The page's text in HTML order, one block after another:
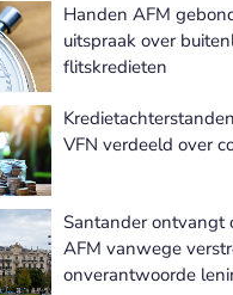
Handen AFM
uitspraak over
flitskredieten
VFN verdeeld over
Santander ontvangt
AFM vanwege
onverantwoorde